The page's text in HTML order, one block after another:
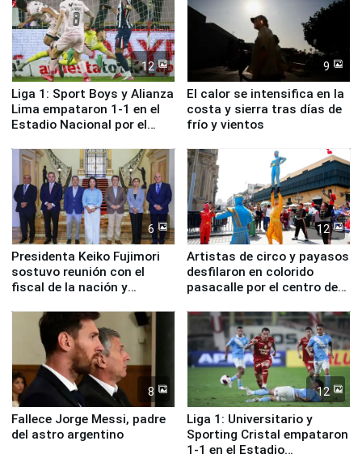
12
Liga 1: Sport Boys y Alianza
Lima empataron 1-1 en el
Estadio Nacional por el
9
El calor se intensifica en la
costa y sierra tras días de
frío y vientos
6
Presidenta Keiko Fujimori
sostuvo reunión con el
fiscal de la nación y
12
Artistas de circo y payasos
desfilaron en colorido
pasacalle por el centro de
8
Fallece Jorge Messi, padre
del astro argentino
12
Liga 1: Universitario y
Sporting Cristal empataron
1-1 en el Estadio